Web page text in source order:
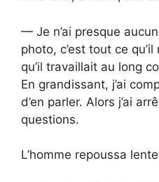
— Je n’ai presque
photo, c’est tout ce
qu’il travaillait au long
En grandissant, j’ai
d’en parler. Alors j’ai
questions.
L’homme repoussa